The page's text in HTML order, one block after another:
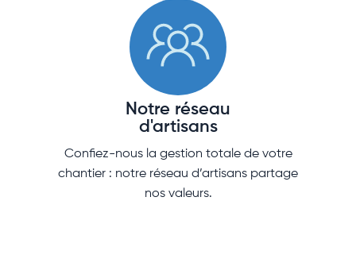
Notre réseau
d'artisans
Confiez-nous la gestion totale de votre
chantier : notre réseau d’artisans partage
nos valeurs.